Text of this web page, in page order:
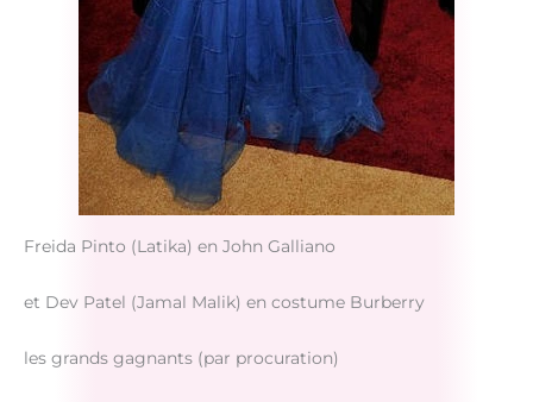
Freida Pinto (Latika) en John Galliano
et Dev Patel (Jamal Malik) en costume Burberry
les grands gagnants (par procuration)